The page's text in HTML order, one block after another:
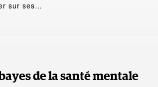
sur ses…
de la santé mentale